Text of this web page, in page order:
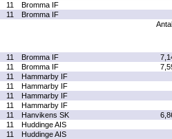
11
Bromma IF
11
Bromma IF
11 Bromma IF
11 Bromma IF
11
Hammarby IF
11
Hammarby IF
11
Hammarby IF
11
Hammarby IF
11 Hanvikens SK
11
Huddinge AIS
11
Huddinge AIS